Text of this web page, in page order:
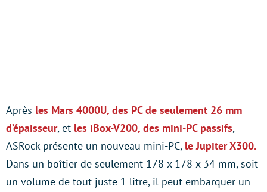
Après les Mars 4000U, des PC de seulement 26 mm
d’épaisseur, et les iBox-V200, des mini-PC passifs,
ASRock présente un nouveau mini-PC, le Jupiter X300.
Dans un boîtier de seulement 178 x 178 x 34 mm, soit
un volume de tout juste 1 litre, il peut embarquer un